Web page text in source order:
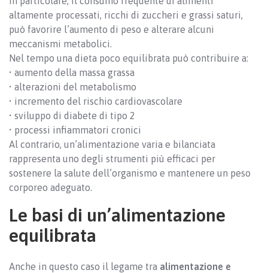
altamente processati, ricchi di zuccheri e grassi saturi,
può favorire l’aumento di peso e alterare alcuni
meccanismi metabolici.
Nel tempo una dieta poco equilibrata può contribuire a:
• aumento della massa grassa
• alterazioni del metabolismo
• incremento del rischio cardiovascolare
• sviluppo di diabete di tipo 2
• processi infiammatori cronici
Al contrario, un’alimentazione varia e bilanciata
rappresenta uno degli strumenti più efficaci per
sostenere la salute dell’organismo e mantenere un peso
corporeo adeguato.
Le basi di un’alimentazione
equilibrata
Anche in questo caso il legame tra alimentazione e